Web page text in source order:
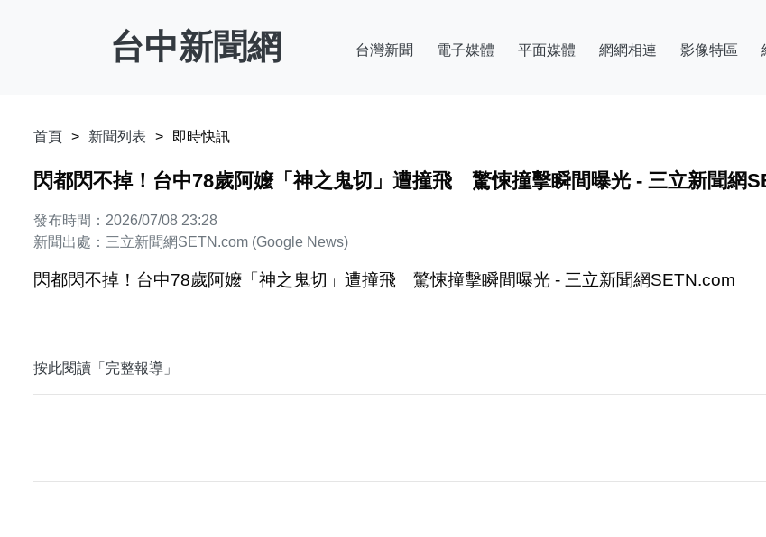
台中新聞網 台灣新聞 電子媒體 平面媒體 網網相連 影像特區
首頁 新聞列表 即時快訊
閃都閃不掉！台中78歲阿嬤「神之鬼切」遭撞飛 驚悚撞擊瞬間曝光 - 三立新聞網
發布時間：2026/07/08 23:28
新聞出處：三立新聞網SETN.com (Google News)
閃都閃不掉！台中78歲阿嬤「神之鬼切」遭撞飛 驚悚撞擊瞬間曝光 - 三立新聞網SETN.com
按此閱讀「完整報導」